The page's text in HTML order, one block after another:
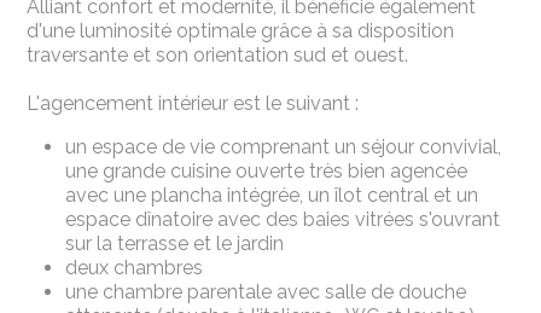
Alliant confort et modernité, il bénéficie également
d'une luminosité optimale grâce à sa disposition
traversante et son orientation sud et ouest.
L'agencement intérieur est le suivant :
un espace de vie comprenant un séjour convivial,
une grande cuisine ouverte très bien agencée
avec une plancha intégrée, un îlot central et un
espace dînatoire avec des baies vitrées s'ouvrant
sur la terrasse et le jardin
deux chambres
une chambre parentale avec salle de douche